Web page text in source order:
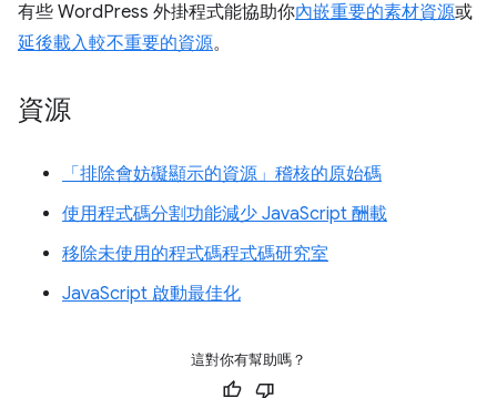
有些 WordPress 外掛程式能協助你內嵌重要的素材資源或
延後載入較不重要的資源。
資源
「排除會妨礙顯示的資源」稽核的原始碼
使用程式碼分割功能減少 JavaScript 酬載
移除未使用的程式碼程式碼研究室
JavaScript 啟動最佳化
這對你有幫助嗎？